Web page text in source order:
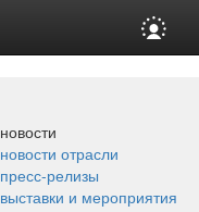
новости
новости отрасли
пресс-релизы
выставки и мероприятия